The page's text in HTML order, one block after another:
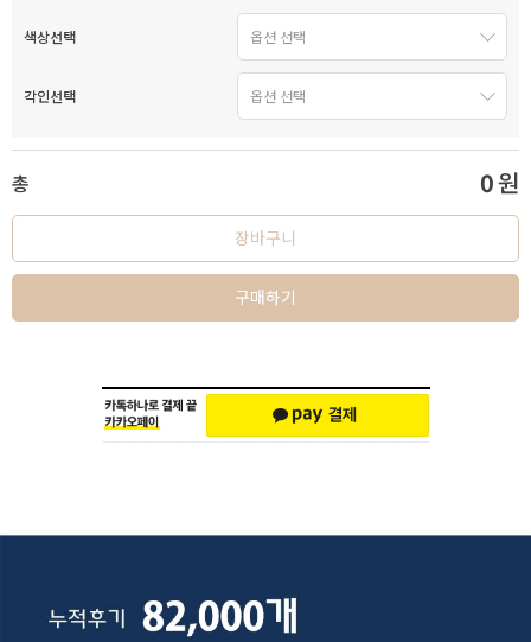
색상선택
각인선택
총 0원
장바구니
구매하기